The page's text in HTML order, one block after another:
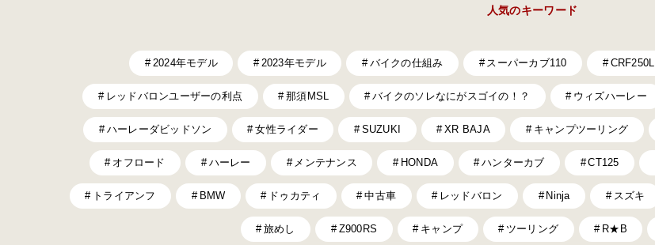
人気のキーワード
2024年モデル 2023年モデル バイクの仕組み スーパーカブ110 CRF250L
レッドバロンユーザーの利点 那須MSL バイクのソレなにがスゴイの！？ ウィズハーレー
ハーレーダビッドソン 女性ライダー SUZUKI XR BAJA キャンプツーリング
オフロード ハーレー メンテナンス HONDA ハンターカブ CT125
トライアンフ BMW ドゥカティ 中古車 レッドバロン Ninja スズキ
旅めし Z900RS キャンプ ツーリング R★B